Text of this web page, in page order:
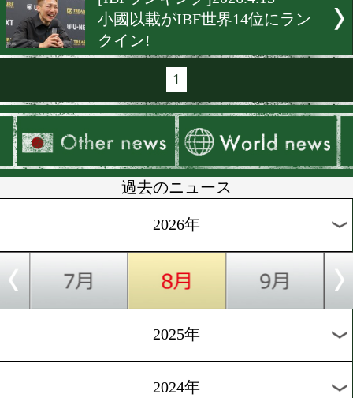
WBCスーパーバンタム級1
中谷潤人のまま
[WBOランキング]2026.5.4
WBO6位に小國以載がラン
ン!
[WBAランキング]2026.5.1
小國以載がWBA世界11位
クイン
[日本ランキング]2026.4.28
3人の日本チャンピオンが
[IBFランキング]2026.4.13
小國以載がIBF世界14位に